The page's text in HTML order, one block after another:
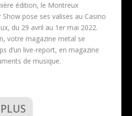
édition, le Montreux
pose ses valises au Casino
du 29 avril au 1er mai 2022.
votre magazine metal se
d’un live-report, en magazine
de musique.